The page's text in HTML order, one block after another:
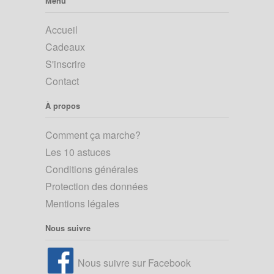
Accueil
Cadeaux
S'inscrire
Contact
À propos
Comment ça marche?
Les 10 astuces
Conditions générales
Protection des données
Mentions légales
Nous suivre
Nous suivre sur Facebook